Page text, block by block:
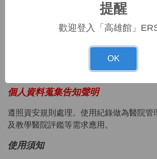
3.公用帳號(逕洽圖書館) 限院內IP連線使用
readernmhdla)
4.帳號密碼若在10分鐘內輸錯3次，系統
個人資料蒐集告知聲明
遵照資安規則處理。使用紀錄做為醫院管
及教學醫院評鑑等需求應用。
使用須知
提醒
歡迎登入「高雄館」
OK